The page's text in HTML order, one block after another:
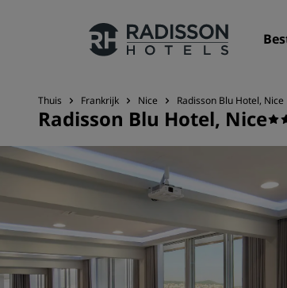
Onze merken
Radisson Hotels Brands
Thuis Frankrijk Nice Radisson Blu Hotel, Nice
Radisson Blu Hotel, Nice